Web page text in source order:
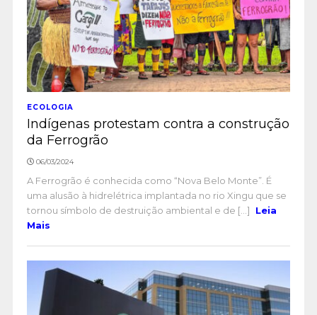
ECOLOGIA
Indígenas protestam contra a construção
da Ferrogrão
06/03/2024
A Ferrogrão é conhecida como “Nova Belo Monte”. É
uma alusão à hidrelétrica implantada no rio Xingu que se
tornou símbolo de destruição ambiental e de [...]
Leia
Mais